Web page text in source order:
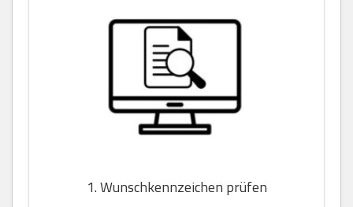
1. Wunschkennzeichen prüfen